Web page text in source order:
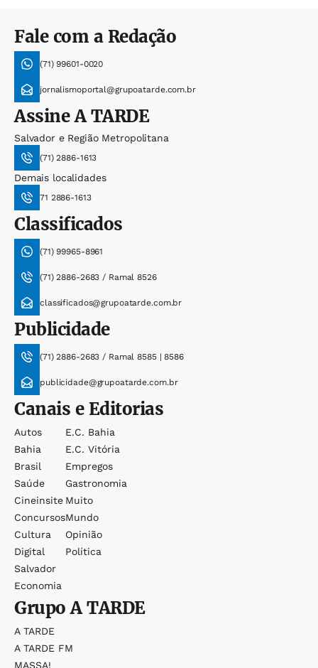
Fale com a Redação
(71) 99601-0020
jornalismoportal@grupoatarde.com.br
AssineA TARDE
Salvador e Região Metropolitana
(71) 2886-1613
Demais localidades
71 2886-1613
Classificados
(71) 99965-8961
(71) 2886-2683 / Ramal 8526
classificados@grupoatarde.com.br
Publicidade
(71) 2886-2683 / Ramal 8585 | 8586
publicidade@grupoatarde.com.br
Canais e Editorias
Autos
Bahia
Brasil
Saúde
Cineinsite
Concursos
Cultura
Digital
Salvador
Economia
E.c. Bahia
E.c. Vitória
Empregos
Gastronomia
Muito
Mundo
Opinião
Política
GrupoA TARDE
A TARDE
A TARDE FM
MASSA!